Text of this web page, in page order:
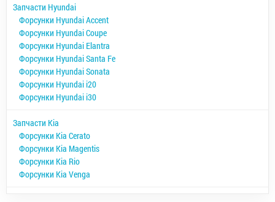
Запчасти Hyundai
Форсунки Hyundai Accent
Форсунки Hyundai Coupe
Форсунки Hyundai Elantra
Форсунки Hyundai Santa Fe
Форсунки Hyundai Sonata
Форсунки Hyundai i20
Форсунки Hyundai i30
Запчасти Kia
Форсунки Kia Cerato
Форсунки Kia Magentis
Форсунки Kia Rio
Форсунки Kia Venga